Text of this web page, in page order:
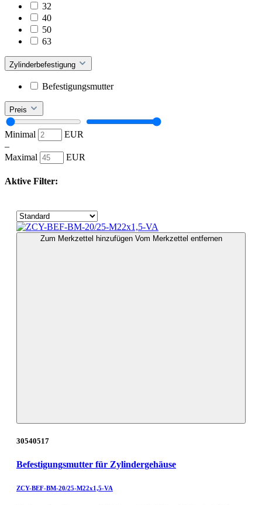
32
40
50
63
Zylinderbefestigung
Befestigungsmutter
Preis
Minimal
EUR
–
Maximal
EUR
Aktive Filter:
Zum Merkzettel hinzufügen Vom Merkzettel entfernen
30540517
Befestigungsmutter für Zylindergehäuse
ZCY-BEF-BM-20/25-M22x1,5-VA